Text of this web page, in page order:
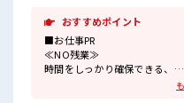
おすすめポイント
■お仕事PR
≪NO残業≫
時間をしっかり確保できる、